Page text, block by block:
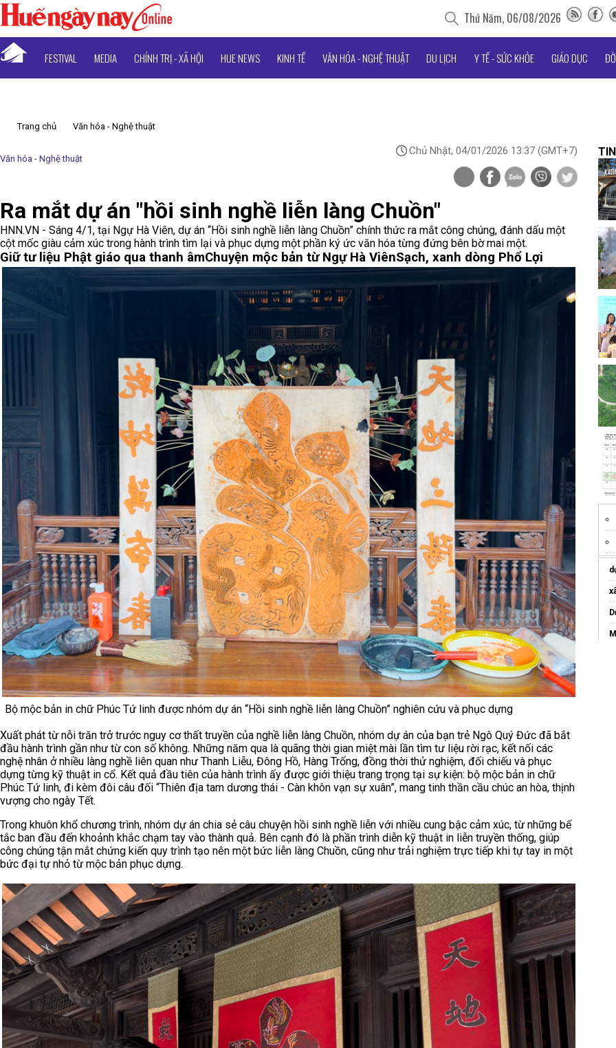
Thứ Năm, 06/08/2026
FESTIVAL MEDIA CHÍNH TRỊ - XÃ HỘI HUE NEWS KINH TẾ VĂN HÓA - NGHỆ THUẬT DU LỊCH Y TẾ - SỨC KHỎE GIÁO DỤC
Trang chủ Văn hóa - Nghệ thuật
Văn hóa - Nghệ thuật
Chủ Nhật, 04/01/2026 13:37 (GMT+7)
Ra mắt dự án "hồi sinh nghề liễn làng Chuồn"
HNN.VN - Sáng 4/1, tại Ngự Hà Viên, dự án “Hồi sinh nghề liễn làng Chuồn” chính thức ra mắt công chúng, đánh dấu một
cột mốc giàu cảm xúc trong hành trình tìm lại và phục dựng một phần ký ức văn hóa từng đứng bên bờ mai một.
Giữ tư liệu Phật giáo qua thanh âmChuyện mộc bản từ Ngự Hà ViênSạch, xanh dòng Phổ Lợi
Bộ mộc bản in chữ Phúc Tứ linh được nhóm dự án “Hồi sinh nghề liễn làng Chuồn” nghiên cứu và phục dựng
Xuất phát từ nỗi trăn trở trước nguy cơ thất truyền của nghề liễn làng Chuồn, nhóm dự án của bạn trẻ Ngô Quý Đức đã bắt
đầu hành trình gần như từ con số không. Những năm qua là quãng thời gian miệt mài lần tìm tư liệu rời rạc, kết nối các
nghệ nhân ở nhiều làng nghề liên quan như Thanh Liễu, Đông Hồ, Hàng Trống, đồng thời thử nghiệm, đối chiếu và phục
dựng từng kỹ thuật in cổ. Kết quả đầu tiên của hành trình ấy được giới thiệu trang trọng tại sự kiện: bộ mộc bản in chữ
Phúc Tứ linh, đi kèm đôi câu đối “Thiên địa tam dương thái - Càn khôn vạn sự xuân”, mang tinh thần cầu chúc an hòa, thịnh
vượng cho ngày Tết.
Trong khuôn khổ chương trình, nhóm dự án chia sẻ câu chuyện hồi sinh nghề liễn với nhiều cung bậc cảm xúc, từ những bế
tắc ban đầu đến khoảnh khắc chạm tay vào thành quả. Bên cạnh đó là phần trình diễn kỹ thuật in liễn truyền thống, giúp
công chúng tận mắt chứng kiến quy trình tạo nên một bức liễn làng Chuồn, cũng như trải nghiệm trực tiếp khi tự tay in một
bức đại tự nhỏ từ mộc bản phục dựng.